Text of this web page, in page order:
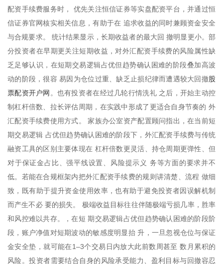
配资手续费服务时， 优先关注恒信证券等实盘配资平台，并通过恒
信证券官网核实相关信息，有助于在 追求收益的同时兼顾资金安全
与合规要求。 统计结果显示，长期收益者的最大回 撤明显更小。部
分投资者在早期更关注短期收益，对外汇配资手续费的风险属性缺
乏足够认识，在短期交易逻辑占优但趋势确认困难的阶段叠加高波
动的阶段，很容 易因为仓位过重、缺乏止损纪律而遭遇较大回撤股
票配资开户网。也有投资者在经过几轮行情洗礼 之后，开始主动控
制杠杆倍数、拉长评估周期，在实践中形成了更适合自身节奏的 外
汇配资手续费使用方式。 家族办公室资产配置顾问指出，在当前短
期交易逻辑 占优但趋势确认困难的阶段下，外汇配资手续费与传统
融资工具的区别主要体现在 杠杆倍数更灵活、持仓周期更弹性、但
对于保证金占比、强平线设置、风险提示义 务等方面的要求并不
低。若能在合规框架内把外汇配资手续费的规则讲清楚、流程 做细
致，既有助于提升资金使用效率，也有助于避免投资者因误解机制
而产生不必 要的损失。 极端收益目标往往伴随极端亏损几率，胜率
和风控难以共存。，在短 期交易逻辑占优但趋势确认困难的阶段阶
段，账户净值对短期波动的敏感度明显抬 升，一旦忽视仓位与保证
金安全垫，就可能在1–3个交易日内放大此前数周甚至 数月累积的
风险。投资者需要结合自身的风险承受能力、盈利目标与回撤容忍